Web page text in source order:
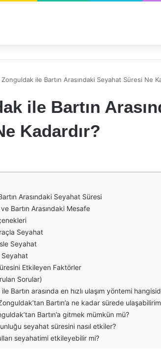
Zonguldak ile Bartın Arasındaki Seyahat Süresi Ne
ile Bartın
Kadardır?
Arasındaki Seyahat Süresi
Bartın Arasındaki Mesafe
Seyahat
Seyahat
Seyahat
Etkileyen Faktörler
Sorular)
Bartın arasında en hızlı ulaşım yöntemi
Bartın’a ne kadar sürede
Bartın’a gitmek mümkün mü?
seyahat süresini nasıl etkiler?
seyahatimi etkileyebilir mi?